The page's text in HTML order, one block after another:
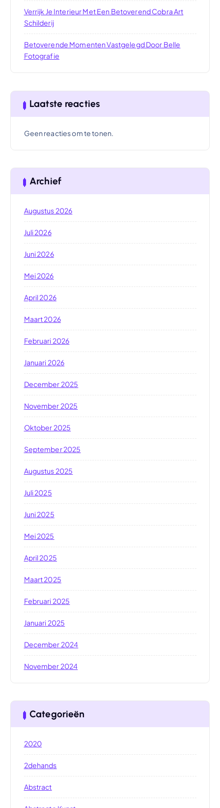
Verrijk Je Interieur Met Een Betoverend Cobra Art
Schilderij
Betoverende Momenten Vastgelegd Door Belle
Fotografie
Laatste reacties
Geen reacties om te tonen.
Archief
Augustus 2026
Juli 2026
Juni 2026
Mei 2026
April 2026
Maart 2026
Februari 2026
Januari 2026
December 2025
November 2025
Oktober 2025
September 2025
Augustus 2025
Juli 2025
Juni 2025
Mei 2025
April 2025
Maart 2025
Februari 2025
Januari 2025
December 2024
November 2024
Categorieën
2020
2dehands
Abstract